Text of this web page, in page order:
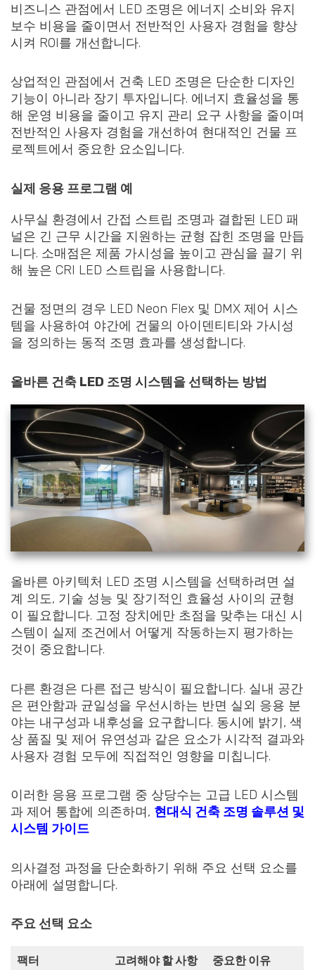
비즈니스 관점에서 LED 조명은 에너지 소비와 유지
보수 비용을 줄이면서 전반적인 사용자 경험을 향상
시켜 ROI를 개선합니다.
상업적인 관점에서 건축 LED 조명은 단순한 디자인
기능이 아니라 장기 투자입니다. 에너지 효율성을 통
해 운영 비용을 줄이고 유지 관리 요구 사항을 줄이며
전반적인 사용자 경험을 개선하여 현대적인 건물 프
로젝트에서 중요한 요소입니다.
실제 응용 프로그램 예
사무실 환경에서 간접 스트립 조명과 결합된 LED 패
널은 긴 근무 시간을 지원하는 균형 잡힌 조명을 만듭
니다. 소매점은 제품 가시성을 높이고 관심을 끌기 위
해 높은 CRI LED 스트립을 사용합니다.
건물 정면의 경우 LED Neon Flex 및 DMX 제어 시스
템을 사용하여 야간에 건물의 아이덴티티와 가시성
을 정의하는 동적 조명 효과를 생성합니다.
올바른 건축 LED 조명 시스템을 선택하는 방법
올바른 아키텍처 LED 조명 시스템을 선택하려면 설
계 의도, 기술 성능 및 장기적인 효율성 사이의 균형
이 필요합니다. 고정 장치에만 초점을 맞추는 대신 시
스템이 실제 조건에서 어떻게 작동하는지 평가하는
것이 중요합니다.
다른 환경은 다른 접근 방식이 필요합니다. 실내 공간
은 편안함과 균일성을 우선시하는 반면 실외 응용 분
야는 내구성과 내후성을 요구합니다. 동시에 밝기, 색
상 품질 및 제어 유연성과 같은 요소가 시각적 결과와
사용자 경험 모두에 직접적인 영향을 미칩니다.
이러한 응용 프로그램 중 상당수는 고급 LED 시스템
과 제어 통합에 의존하며, 현대식 건축 조명 솔루션 및
시스템 가이드
의사결정 과정을 단순화하기 위해 주요 선택 요소를
아래에 설명합니다.
주요 선택 요소
팩터 고려해야 할 사항 중요한 이유